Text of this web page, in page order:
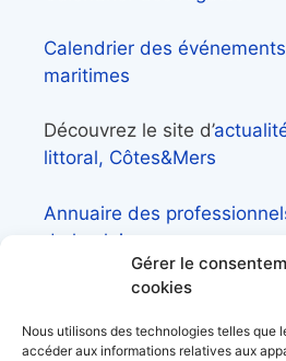
Gérer le
cookies
Nous utilisons des technologies telles que
accéder aux informations relatives aux
Calendrier des
maritimes
Découvrez le site d’
littoral, Côtes&Mers
Annuaire des
de la plaisance